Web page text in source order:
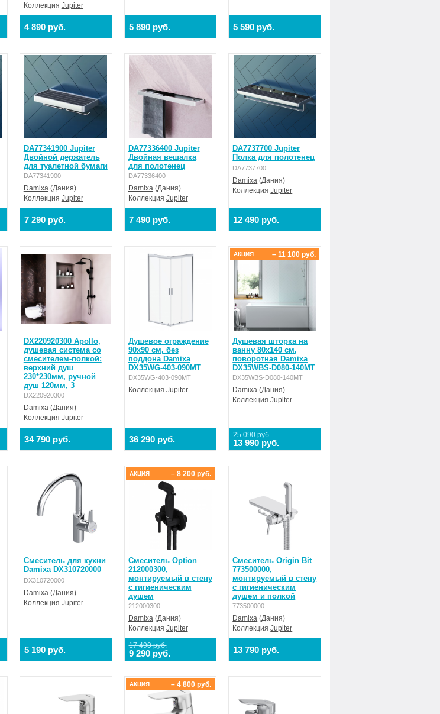
Коллекция Jupiter
4 890 руб. 5 890 руб. 5 590 руб.
DA77341900 Jupiter
Двойной держатель
для туалетной бумаги
DA77341900
Damixa(Дания)
Коллекция Jupiter
7 290 руб.
DA77336400 Jupiter
Двойная вешалка
для полотенец
DA77336400
Damixa(Дания)
Коллекция Jupiter
7 490 руб.
DA7737700 Jupiter
Полка для полотенец
DA7737700
Damixa (Дания)
КоллекцияJupiter
12 490 руб.
DX220920300 Apollo,
душевая система со
смесителем-полкой:
верхний душ
230*230мм, ручной
душ 120мм, 3
DX220920300
Damixa(Дания)
Коллекция Jupiter
34 790 руб.
Душевое ограждение
90х90 см, без
поддона Damixa
DX35WG-403-090MT
DX35WG-403-090MT
Коллекция Jupiter
36 290 руб.
Душевая шторка на
ванну 80х140 см,
поворотная Damixa
DX35WBS-D080-140MT
DX35WBS-D080-140MT
Damixa (Дания)
КоллекцияJupiter
25 090 руб.
13 990 руб.
– 11 100 руб.
АКЦИЯ
Смеситель для кухни
Damixa DX310720000
DX310720000
Damixa(Дания)
Коллекция Jupiter
5 190 руб.
Смеситель Option
212000300,
монтируемый в стену
с гигиеническим
душем
212000300
Damixa(Дания)
Коллекция Jupiter
17 490 руб.
9 290 руб.
– 8 200 руб.
АКЦИЯ
Смеситель Origin Bit
773500000,
монтируемый в стену
с гигиеническим
душем и полкой
773500000
Damixa (Дания)
КоллекцияJupiter
13 790 руб.
– 4 800 руб.
АКЦИЯ